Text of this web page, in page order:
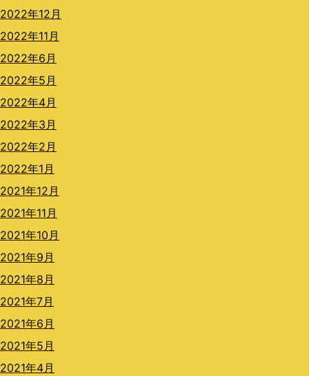
2022年12月
2022年11月
2022年6月
2022年5月
2022年4月
2022年3月
2022年2月
2022年1月
2021年12月
2021年11月
2021年10月
2021年9月
2021年8月
2021年7月
2021年6月
2021年5月
2021年4月